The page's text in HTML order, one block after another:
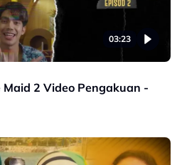
03:23
Maid 2 Video Pengakuan -